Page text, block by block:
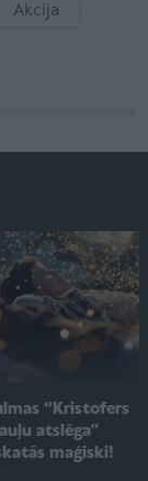
Akcija
“Kristofers
atslēga”
maģiski!